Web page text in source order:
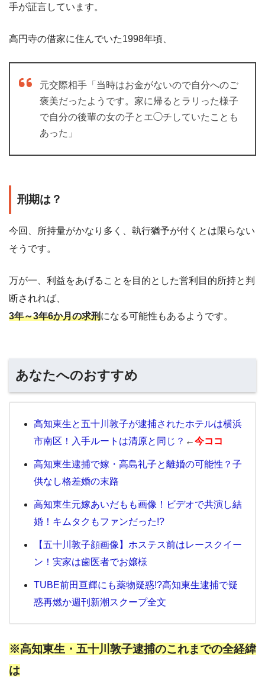
手が証言しています。
高円寺の借家に住んでいた1998年頃、
元交際相手「当時はお金がないので自分へのご
褒美だったようです。家に帰るとラリった様子
で自分の後輩の女の子とエ◯チしていたことも
あった」
刑期は？
今回、所持量がかなり多く、執行猶予が付くとは限らない
そうです。
万が一、利益をあげることを目的とした営利目的所持と判
断されれば、
3年～3年6か月の求刑になる可能性もあるようです。
あなたへのおすすめ
高知東生と五十川敦子が逮捕されたホテルは横浜
市南区！入手ルートは清原と同じ？ ←今ココ
高知東生逮捕で嫁・高島礼子と離婚の可能性？子
供なし格差婚の末路
高知東生元嫁あいだもも画像！ビデオで共演し結
婚！キムタクもファンだった!?
【五十川敦子顔画像】ホステス前はレースクイー
ン！実家は歯医者でお嬢様
TUBE前田亘輝にも薬物疑惑!?高知東生逮捕で疑
惑再燃か週刊新潮スクープ全文
※高知東生・五十川敦子逮捕のこれまでの全経緯
は